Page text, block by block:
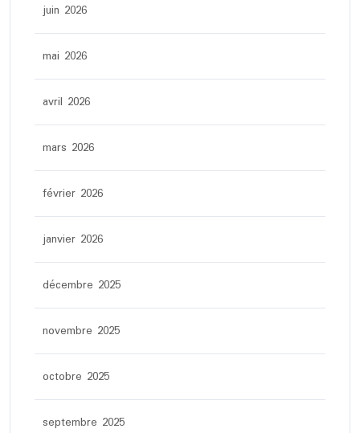
juin 2026
mai 2026
avril 2026
mars 2026
février 2026
janvier 2026
décembre 2025
novembre 2025
octobre 2025
septembre 2025